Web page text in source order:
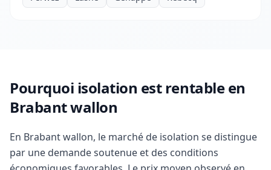
Pourquoi isolation est rentable en
Brabant wallon
En Brabant wallon, le marché de isolation se distingue
par une demande soutenue et des conditions